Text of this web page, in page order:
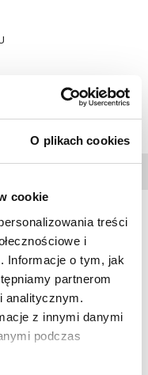
O plikach cookies
cookie
treści
i
Informacje o tym, jak
partnerom
analitycznym.
z innymi danymi
podczas
aluminium z
stworzyć idealne
Dzięki zastosowaniu
doskonale
harmonijną